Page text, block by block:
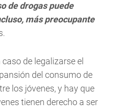
de drogas puede
más preocupante
de legalizarse el
del consumo de
los jóvenes, y hay que
tienen derecho a ser